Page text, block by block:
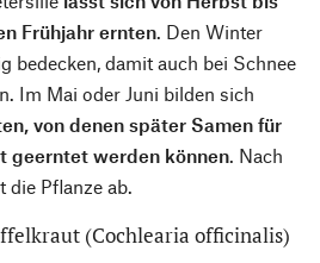
Frühjahr ernten. Den Winter
bedecken, damit auch bei Schnee
Im Mai oder Juni bilden sich
von denen später Samen für
geerntet werden können. Nach
die Pflanze ab.
(Cochlearia officinalis)